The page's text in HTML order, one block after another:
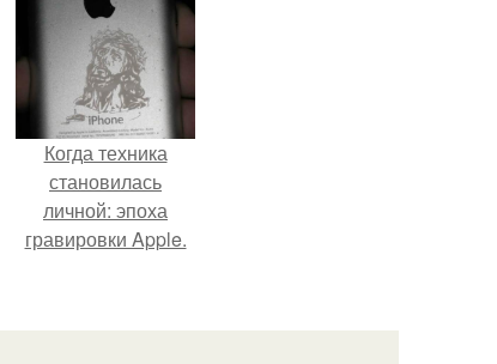
Когда техника
становилась
личной: эпоха
гравировки Apple.